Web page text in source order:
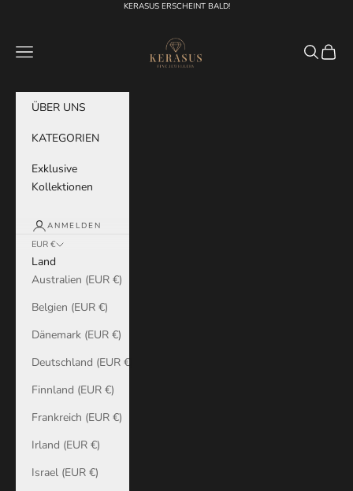
KERASUS ERSCHEINT BALD!
Menü
Suchen
ÜBER UNS
KATEGORIEN
Exklusive
Kollektionen
ANMELDEN
EUR €
Land
Australien (EUR €)
Belgien (EUR €)
Dänemark (EUR €)
Deutschland (EUR €)
Finnland (EUR €)
Frankreich (EUR €)
Irland (EUR €)
Israel (EUR €)